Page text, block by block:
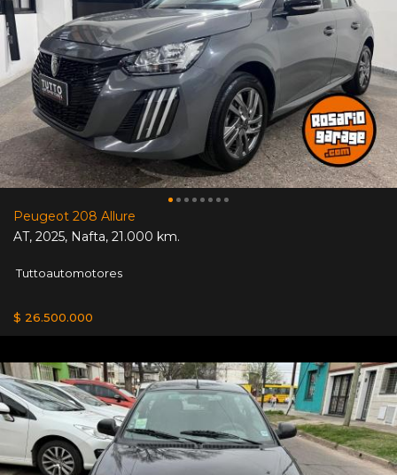
Peugeot 208 Allure
AT, 2025, Nafta, 21.000 km.
Tuttoautomotores
$ 26.500.000